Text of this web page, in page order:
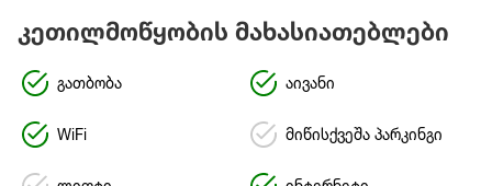
კეთილმოწყობის მახასიათებლები
გათბობა აივანი
WiFi მიწისქვეშა პარკინგი